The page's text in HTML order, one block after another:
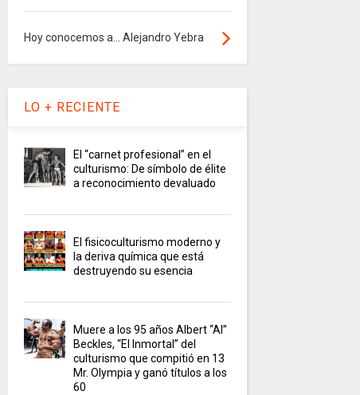
Hoy conocemos a... Alejandro Yebra
LO + RECIENTE
El “carnet profesional” en el
culturismo: De símbolo de élite
a reconocimiento devaluado
El fisicoculturismo moderno y
la deriva química que está
destruyendo su esencia
Muere a los 95 años Albert “Al”
Beckles, “El Inmortal” del
culturismo que compitió en 13
Mr. Olympia y ganó títulos a los
60